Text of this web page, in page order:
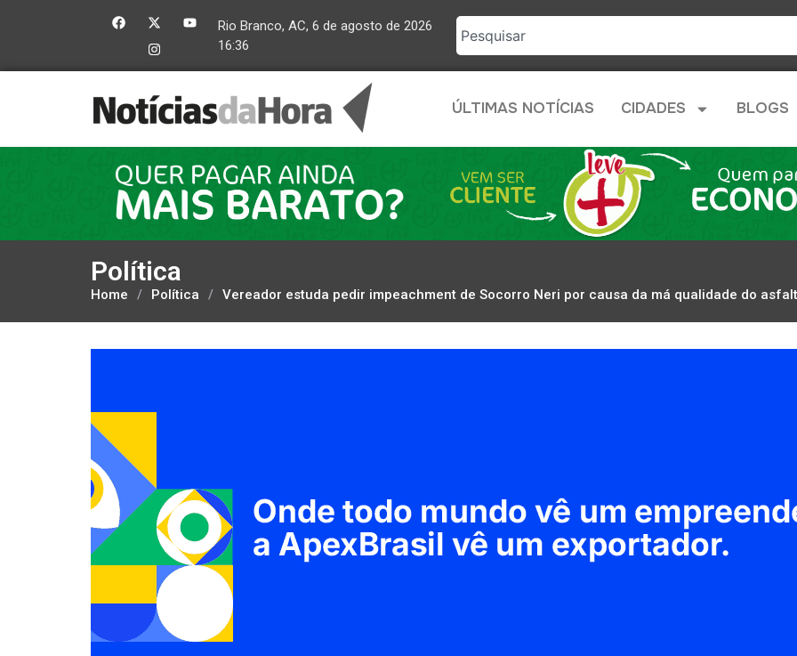
Rio Branco, AC, 6 de agosto de 2026
16:36
ÚLTIMAS NOTÍCIAS CIDADES BLOGS
Política
Home / Política / Vereador estuda pedir impeachment de Socorro Neri por causa da má qualidade do